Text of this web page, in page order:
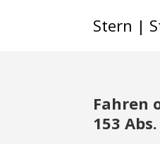
Stern |
Fahren
153